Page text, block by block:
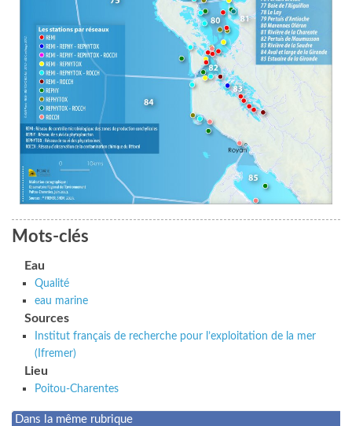
Mots-clés
Eau
Qualité
eau marine
Sources
Institut français de recherche pour l’exploitation de la mer
(Ifremer)
Lieu
Poitou-Charentes
Dans la même rubrique